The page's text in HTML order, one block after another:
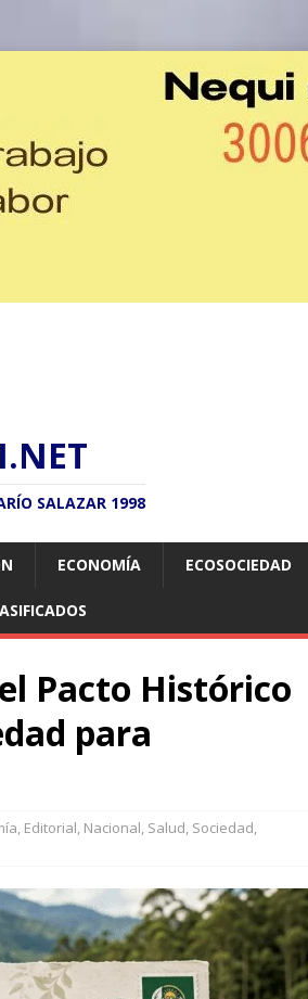
SALAZAR 1998
ECONOMÍA ECOSOCIEDAD
Pacto Histórico
para
, Editorial, Nacional, Salud, Sociedad,